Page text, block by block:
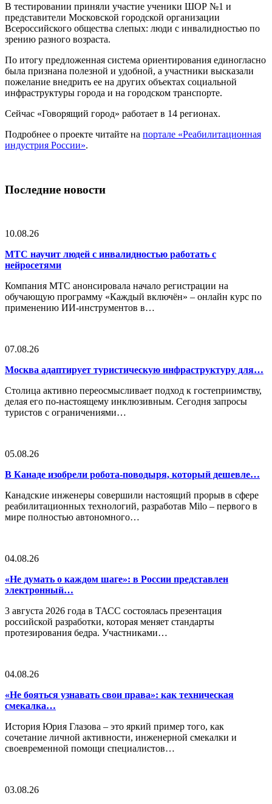
В тестировании приняли участие ученики ШОР №1 и
представители Московской городской организации
Всероссийского общества слепых: люди с инвалидностью по
зрению разного возраста.
По итогу предложенная система ориентирования единогласно
была признана полезной и удобной, а участники высказали
пожелание внедрить ее на других объектах социальной
инфраструктуры города и на городском транспорте.
Сейчас «Говорящий город» работает в 14 регионах.
Подробнее о проекте читайте на портале «Реабилитационная
индустрия России».
Последние новости
10.08.26
МТС научит людей с инвалидностью работать с
нейросетями
Компания МТС анонсировала начало регистрации на
обучающую программу «Каждый включён» – онлайн курс по
применению ИИ-инструментов в…
07.08.26
Москва адаптирует туристическую инфраструктуру для…
Столица активно переосмысливает подход к гостеприимству,
делая его по-настоящему инклюзивным. Сегодня запросы
туристов с ограничениями…
05.08.26
В Канаде изобрели робота-поводыря, который дешевле…
Канадские инженеры совершили настоящий прорыв в сфере
реабилитационных технологий, разработав Milo – первого в
мире полностью автономного…
04.08.26
«Не думать о каждом шаге»: в России представлен
электронный…
3 августа 2026 года в ТАСС состоялась презентация
российской разработки, которая меняет стандарты
протезирования бедра. Участниками…
04.08.26
«Не бояться узнавать свои права»: как техническая
смекалка…
История Юрия Глазова – это яркий пример того, как
сочетание личной активности, инженерной смекалки и
своевременной помощи специалистов…
03.08.26